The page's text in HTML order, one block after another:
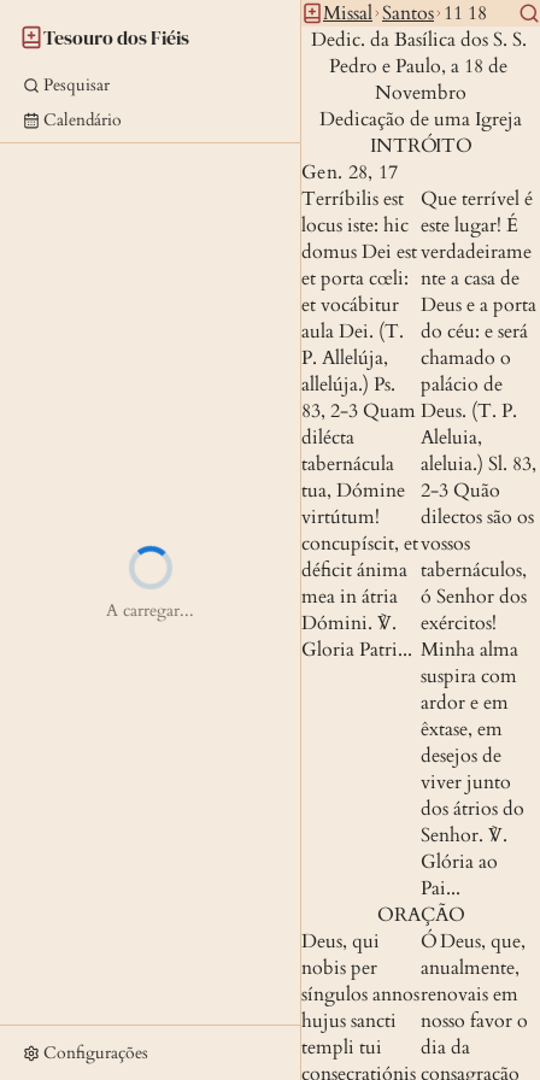
Tesouro dos Fiéis
Pesquisar
Calendário
A carregar...
Configurações
Missal Santos 11 18
Dedic. da Basílica dos S. S.
Pedro e Paulo, a 18 de
Novembro
Dedicação de uma Igreja
INTRÓITO
Gen. 28, 17
Terríbilis est
locus iste: hic
domus Dei est
et porta cœli:
et vocábitur
aula Dei. (T.
P. Allelúja,
allelúja.) Ps.
83, 2-3 Quam
dilécta
tabernácula
tua, Dómine
virtútum!
concupíscit, et
déficit ánima
mea in átria
Dómini.
Gloria Patri...
Que terrível é
este lugar! É
verdadeirame
nte a casa de
Deus e a porta
do céu: e será
chamado o
palácio de
Deus. (T. P.
Aleluia,
aleluia.) Sl. 83,
2-3 Quão
dilectos são os
vossos
tabernáculos,
ó Senhor dos
exércitos!
Minha alma
suspira com
ardor e em
êxtase, em
desejos de
viver junto
dos átrios do
Senhor.
Glória ao
Pai...
ORAÇÃO
Deus, qui
nobis per
síngulos annos
hujus sancti
templi tui
consecratiónis
Ó Deus, que,
anualmente,
renovais em
nosso favor o
dia da
consagração